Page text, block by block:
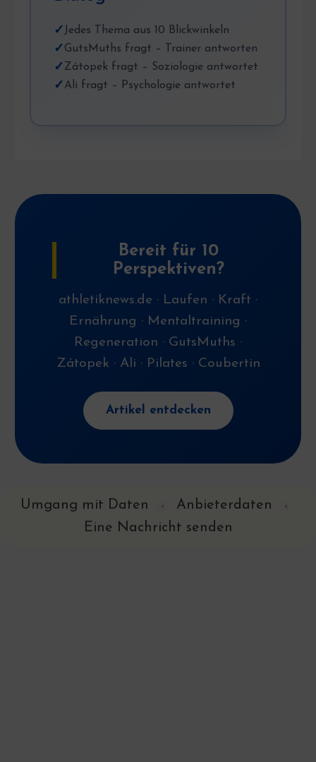
Jedes Thema aus 10 Blickwinkeln
GutsMuths fragt – Trainer antworten
Zátopek fragt – Soziologie antwortet
Ali fragt – Psychologie antwortet
Bereit für 10
Perspektiven?
athletiknews.de · Laufen · Kraft ·
Ernährung · Mentaltraining ·
Regeneration · GutsMuths ·
Zátopek · Ali · Pilates · Coubertin
Artikel entdecken
Umgang mit Daten ‹ Anbieterdaten ‹
Eine Nachricht senden